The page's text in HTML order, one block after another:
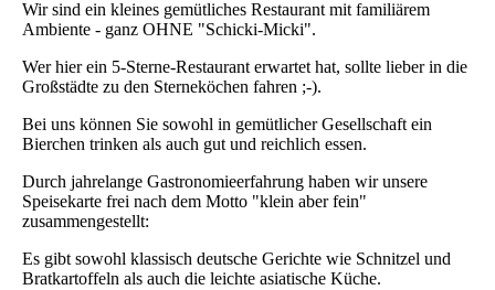
Wir sind ein kleines gemütliches Restaurant mit familiärem
Ambiente - ganz OHNE "Schicki-Micki".
Wer hier ein 5-Sterne-Restaurant erwartet hat, sollte lieber in die
Großstädte zu den Sterneköchen fahren ;-).
Bei uns können Sie sowohl in gemütlicher Gesellschaft ein
Bierchen trinken als auch gut und reichlich essen.
Durch jahrelange Gastronomieerfahrung haben wir unsere
Speisekarte frei nach dem Motto "klein aber fein"
zusammengestellt:
Es gibt sowohl klassisch deutsche Gerichte wie Schnitzel und
Bratkartoffeln als auch die leichte asiatische Küche.